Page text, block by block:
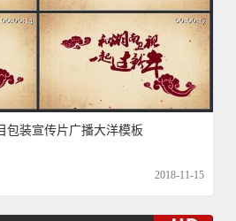
包装宣传片广播大洋模板
2018-11-15